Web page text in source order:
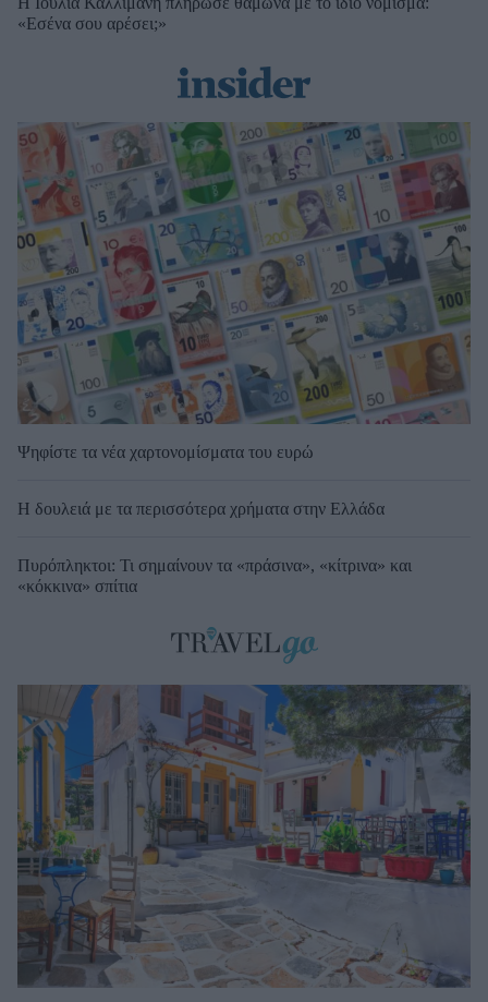
«Εσένα σου αρέσει;»
Ψηφίστε τα νέα χαρτονομίσματα του ευρώ
Η δουλειά με τα περισσότερα χρήματα στην Ελλάδα
Πυρόπληκτοι: Τι σημαίνουν τα «πράσινα», «κίτρινα» και
«κόκκινα» σπίτια